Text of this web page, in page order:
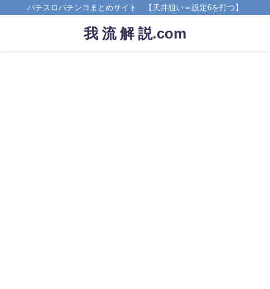
パチスロパチンコまとめサイト 【天井狙い＝設定6を打つ】
我 流 解 説.com